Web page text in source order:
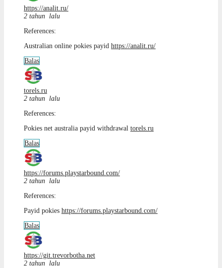
https://analit.ru/
2 tahun lalu
References:
Australian online pokies payid https://analit.ru/
Balas
torels.ru
2 tahun lalu
References:
Pokies net australia payid withdrawal torels.ru
Balas
https://forums.playstarbound.com/
2 tahun lalu
References:
Payid pokies https://forums.playstarbound.com/
Balas
https://git.trevorbotha.net
2 tahun lalu